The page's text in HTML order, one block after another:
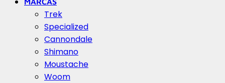
Trek
Specialized
Cannondale
Shimano
Moustache
Woom